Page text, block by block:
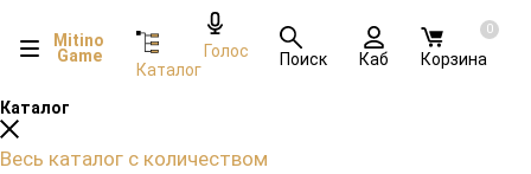
Mitino
Game
Каталог
Голос Поиск Каб
0
Корзина
Каталог
Весь каталог с количеством